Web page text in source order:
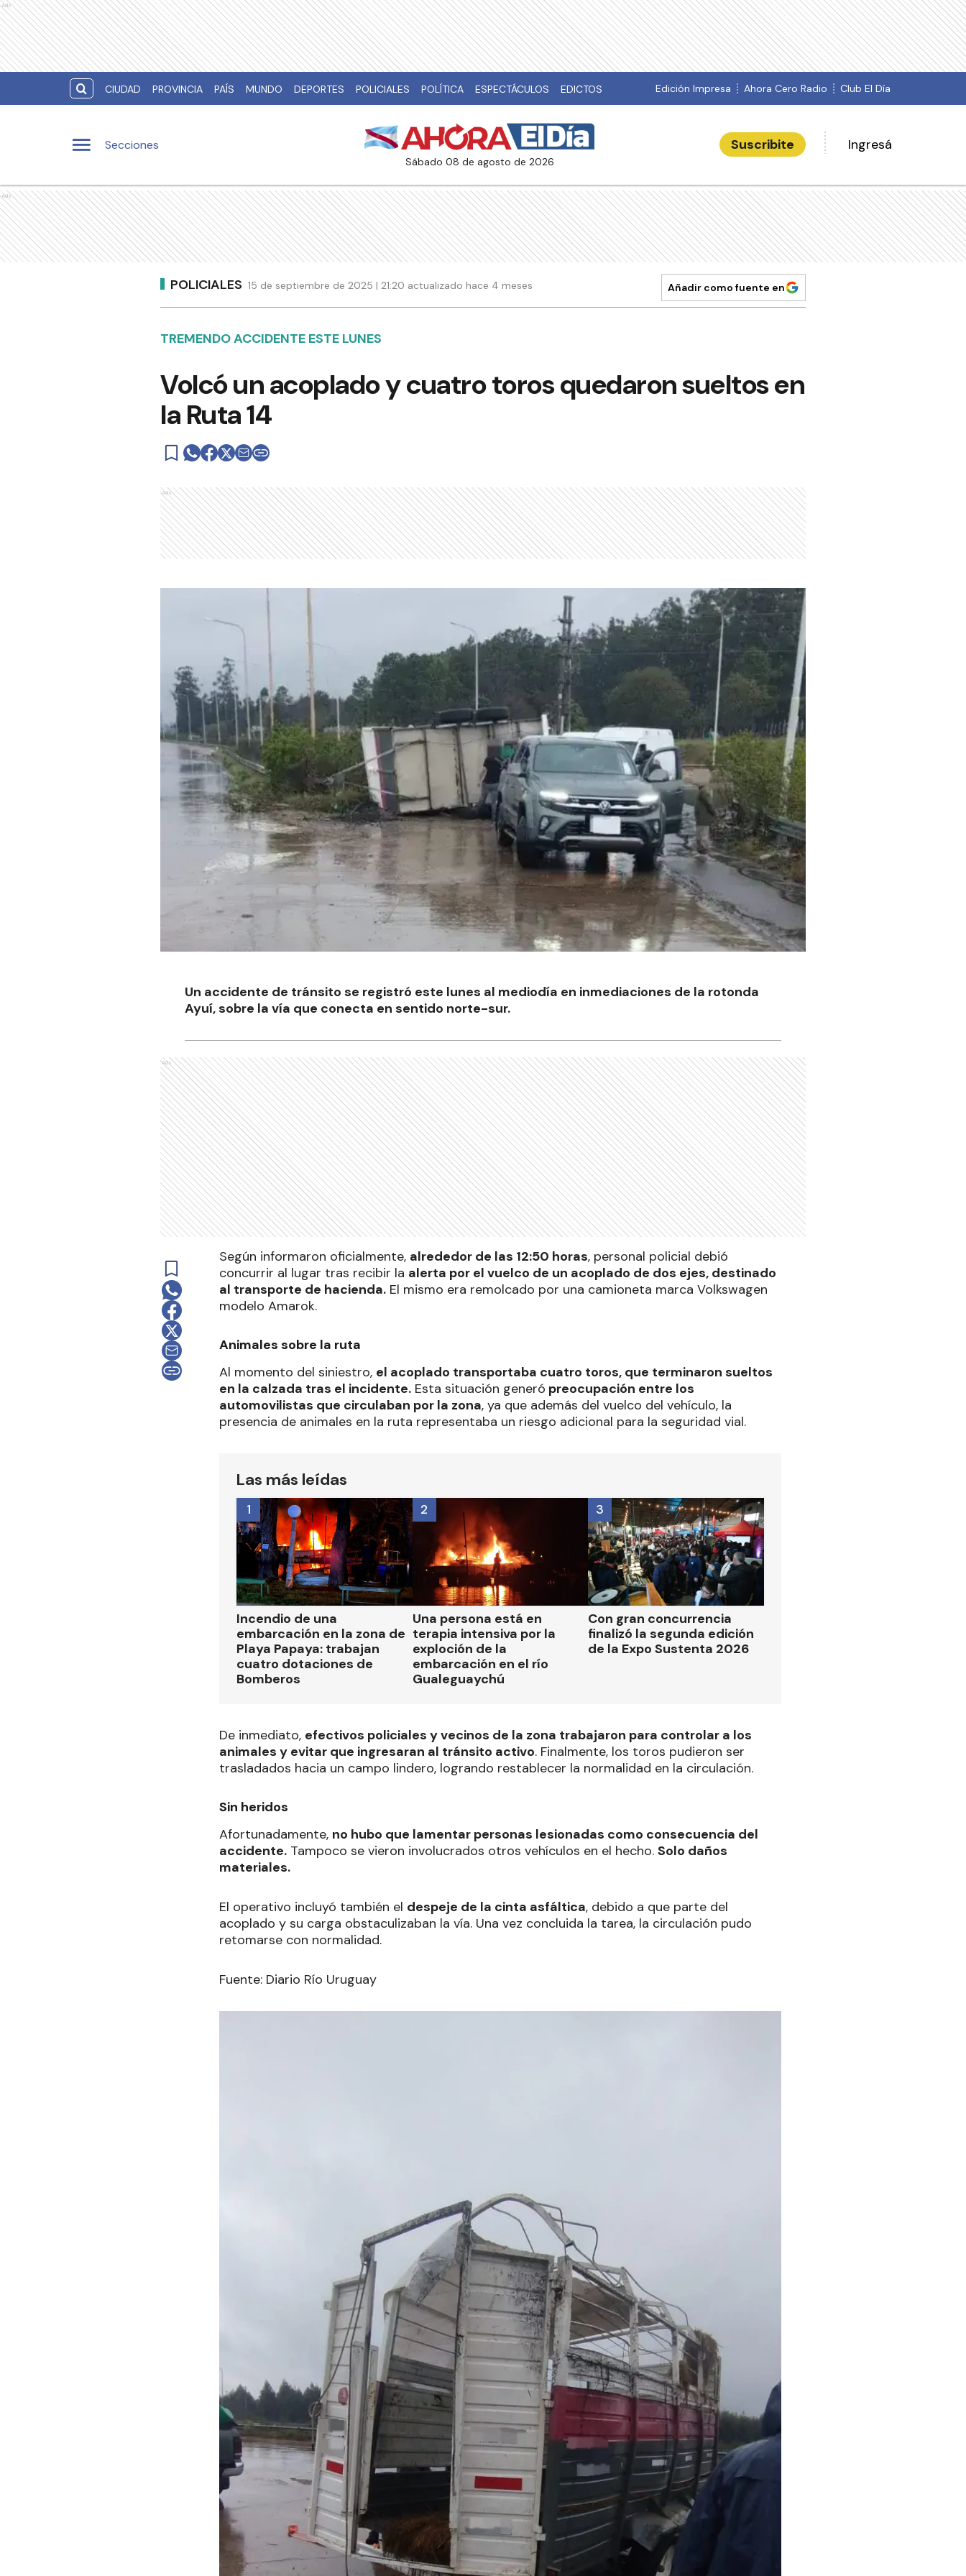
Ads
CIUDAD PROVINCIA PAÍS MUNDO DEPORTES POLICIALES POLÍTICA ESPECTÁCULOS EDICTOS Edición Impresa Ahora Cero Radio Club El Día
Secciones
sábado 08 de agosto de 2026
Suscribite Ingresá
Ads
POLICIALES 15 de septiembre de 2025 | 21:20 actualizado hace 4 meses Añadir como fuente en
TREMENDO ACCIDENTE ESTE LUNES
Volcó un acoplado y cuatro toros quedaron sueltos en
la Ruta 14
Ads
Un accidente de tránsito se registró este lunes al mediodía en inmediaciones de la rotonda
Ayuí, sobre la vía que conecta en sentido norte-sur.
Ads
Según informaron oficialmente, alrededor de las 12:50 horas, personal policial debió
concurrir al lugar tras recibir la alerta por el vuelco de un acoplado de dos ejes, destinado
al transporte de hacienda. El mismo era remolcado por una camioneta marca Volkswagen
modelo Amarok.
Animales sobre la ruta
Al momento del siniestro, el acoplado transportaba cuatro toros, que terminaron sueltos
en la calzada tras el incidente. Esta situación generó preocupación entre los
automovilistas que circulaban por la zona, ya que además del vuelco del vehículo, la
presencia de animales en la ruta representaba un riesgo adicional para la seguridad vial.
Las más leídas
Incendio de una
embarcación en la zona de
Playa Papaya: trabajan
cuatro dotaciones de
Bomberos
1
Una persona está en
terapia intensiva por la
exploción de la
embarcación en el río
Gualeguaychú
2
Con gran concurrencia
finalizó la segunda edición
de la Expo Sustenta 2026
3
De inmediato, efectivos policiales y vecinos de la zona trabajaron para controlar a los
animales y evitar que ingresaran al tránsito activo. Finalmente, los toros pudieron ser
trasladados hacia un campo lindero, logrando restablecer la normalidad en la circulación.
Sin heridos
Afortunadamente, no hubo que lamentar personas lesionadas como consecuencia del
accidente. Tampoco se vieron involucrados otros vehículos en el hecho. Solo daños
materiales.
El operativo incluyó también el despeje de la cinta asfáltica, debido a que parte del
acoplado y su carga obstaculizaban la vía. Una vez concluida la tarea, la circulación pudo
retomarse con normalidad.
Fuente: Diario Río Uruguay